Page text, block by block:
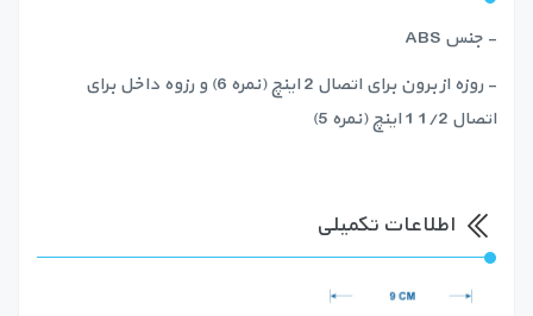
- جنس ABS
- روزه از برون برای اتصال 2 اینچ (نمره 6) و رزوه داخل برای
اتصال 1/2 1 اینچ (نمره 5)
اطلاعات تکمیلی